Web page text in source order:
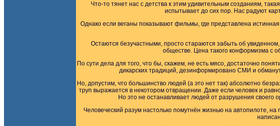
Что-то тянет нас с детства к этим удивительным созданиям,
испытывает до сих пор. Нас радуют
Однако если веганы показывают фильмы, где представлена
Остаются безучастными, просто стараются забыть об
обществе. Цена такого конформизма с
По сути дела для того, что бы, скажем, не есть мясо, достаточно
дикарских традиций, дезинформировано СМИ и
Но, допустим, что большинство людей (а это нет так) абсолютно
труп выражается в некотором отвращении. Даже если человек и
Но это не останавливает людей от разрушения своего
Человеческий разум настолько помутнён жизнью на автопилоте,